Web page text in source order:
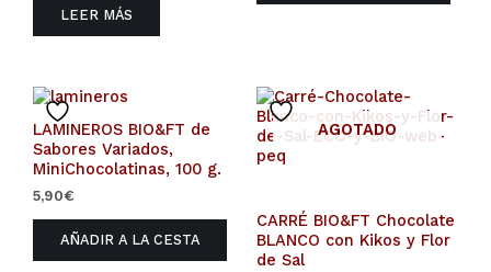
LEER MÁS
LAMINEROS BIO&FT de
Sabores Variados,
MiniChocolatinas, 100 g.
5,90€
AÑADIR A LA CESTA
AGOTADO
CARRÉ BIO&FT Chocolate
BLANCO con Kikos y Flor
de Sal